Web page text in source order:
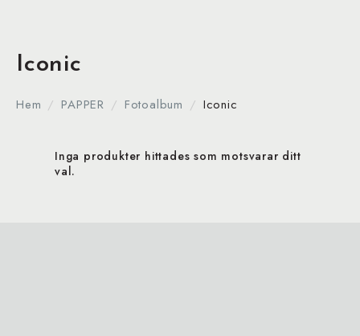
Iconic
Hem PAPPER Fotoalbum Iconic
Inga produkter hittades som motsvarar ditt
val.